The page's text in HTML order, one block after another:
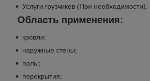
Услуги грузчиков (При необходимости).
Область применения:
кровли;
наружные стены;
полы;
перекрытия;